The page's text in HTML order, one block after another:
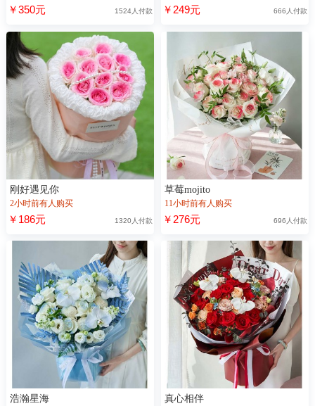
￥350元 1524人付款 ￥249元 666人付款
刚好遇见你
2小时前有人购买
￥186元 1320人付款
草莓mojito
11小时前有人购买
￥276元 696人付款
浩瀚星海 真心相伴